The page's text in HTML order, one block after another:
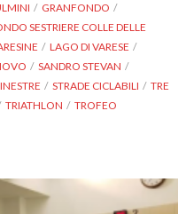
GRANFONDO
SESTRIERE COLLE DELLE
LAGO DI VARESE
SANDRO STEVAN
STRADE CICLABILI
TRE
TRIATHLON
TROFEO